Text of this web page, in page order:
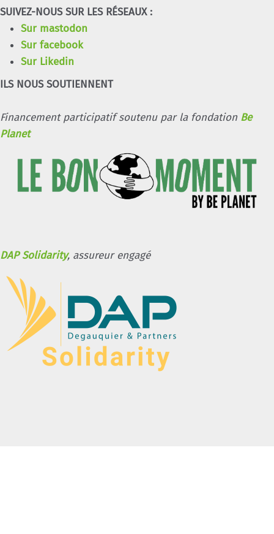
SUIVEZ-NOUS SUR LES RÉSEAUX :
Sur mastodon
Sur facebook
Sur Likedin
ILS NOUS SOUTIENNENT
Financement participatif soutenu par la fondation Be
Planet
DAP Solidarity, assureur engagé